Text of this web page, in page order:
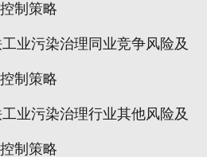
控制策略
业污染治理同业竞争风险及
控制策略
业污染治理行业其他风险及
控制策略